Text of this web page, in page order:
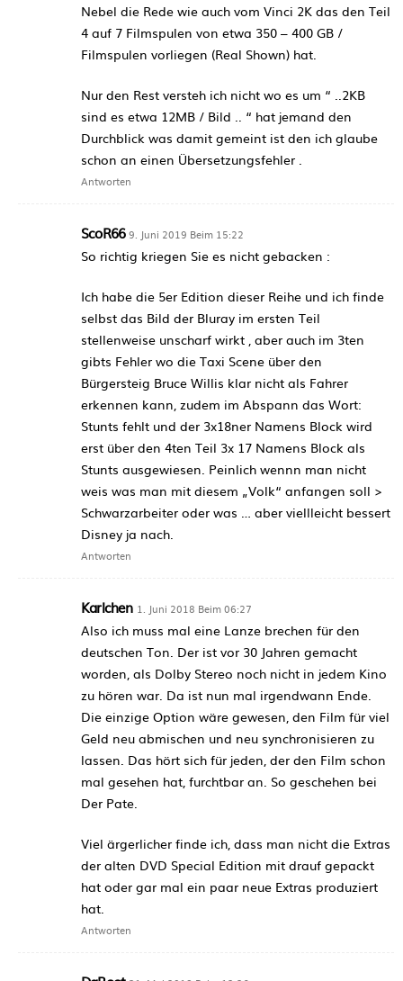
Nebel die Rede wie auch vom Vinci 2K das den Teil
4 auf 7 Filmspulen von etwa 350 – 400 GB /
Filmspulen vorliegen (Real Shown) hat.
Nur den Rest versteh ich nicht wo es um “ ..2KB
sind es etwa 12MB / Bild .. “ hat jemand den
Durchblick was damit gemeint ist den ich glaube
schon an einen Übersetzungsfehler .
Antworten
ScoR66 9. Juni 2019 Beim 15:22
So richtig kriegen Sie es nicht gebacken :
Ich habe die 5er Edition dieser Reihe und ich finde
selbst das Bild der Bluray im ersten Teil
stellenweise unscharf wirkt , aber auch im 3ten
gibts Fehler wo die Taxi Scene über den
Bürgersteig Bruce Willis klar nicht als Fahrer
erkennen kann, zudem im Abspann das Wort:
Stunts fehlt und der 3x18ner Namens Block wird
erst über den 4ten Teil 3x 17 Namens Block als
Stunts ausgewiesen. Peinlich wennn man nicht
weis was man mit diesem „Volk“ anfangen soll >
Schwarzarbeiter oder was … aber viellleicht bessert
Disney ja nach.
Antworten
Karlchen 1. Juni 2018 Beim 06:27
Also ich muss mal eine Lanze brechen für den
deutschen Ton. Der ist vor 30 Jahren gemacht
worden, als Dolby Stereo noch nicht in jedem Kino
zu hören war. Da ist nun mal irgendwann Ende.
Die einzige Option wäre gewesen, den Film für viel
Geld neu abmischen und neu synchronisieren zu
lassen. Das hört sich für jeden, der den Film schon
mal gesehen hat, furchtbar an. So geschehen bei
Der Pate.
Viel ärgerlicher finde ich, dass man nicht die Extras
der alten DVD Special Edition mit drauf gepackt
hat oder gar mal ein paar neue Extras produziert
hat.
Antworten